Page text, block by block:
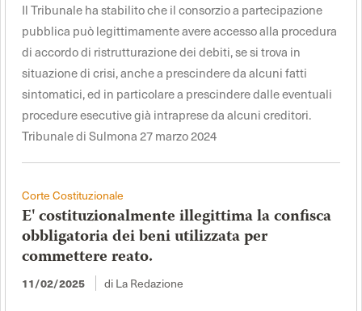
Il Tribunale ha stabilito che il consorzio a partecipazione
pubblica può legittimamente avere accesso alla procedura
di accordo di ristrutturazione dei debiti, se si trova in
situazione di crisi, anche a prescindere da alcuni fatti
sintomatici, ed in particolare a prescindere dalle eventuali
procedure esecutive già intraprese da alcuni creditori.
Tribunale di Sulmona 27 marzo 2024
Corte Costituzionale
E' costituzionalmente illegittima la confisca
obbligatoria dei beni utilizzata per
commettere reato.
11/02/2025 di La Redazione